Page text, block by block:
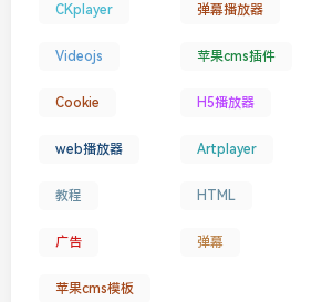
CKplayer 弹幕播放器
Videojs 苹果cms插件
Cookie H5播放器
web播放器 Artplayer
教程 HTML
广告 弹幕
苹果cms模板